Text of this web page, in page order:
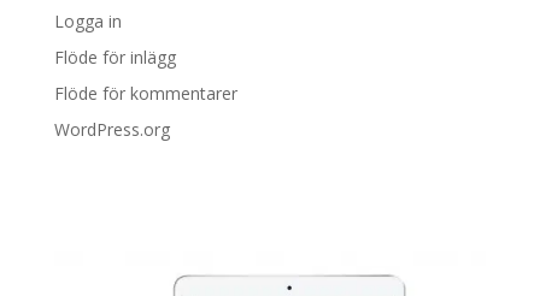
Logga in
Flöde för inlägg
Flöde för kommentarer
WordPress.org